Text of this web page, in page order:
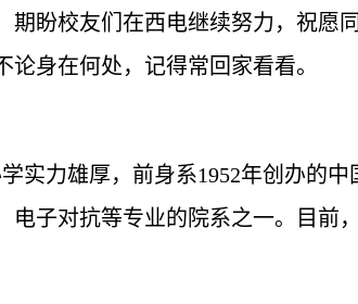
盼校友们在西电继续努力，祝愿
身在何处，记得常回家看看。
实力雄厚，前身系1952年创办的
子对抗等专业的院系之一。目前